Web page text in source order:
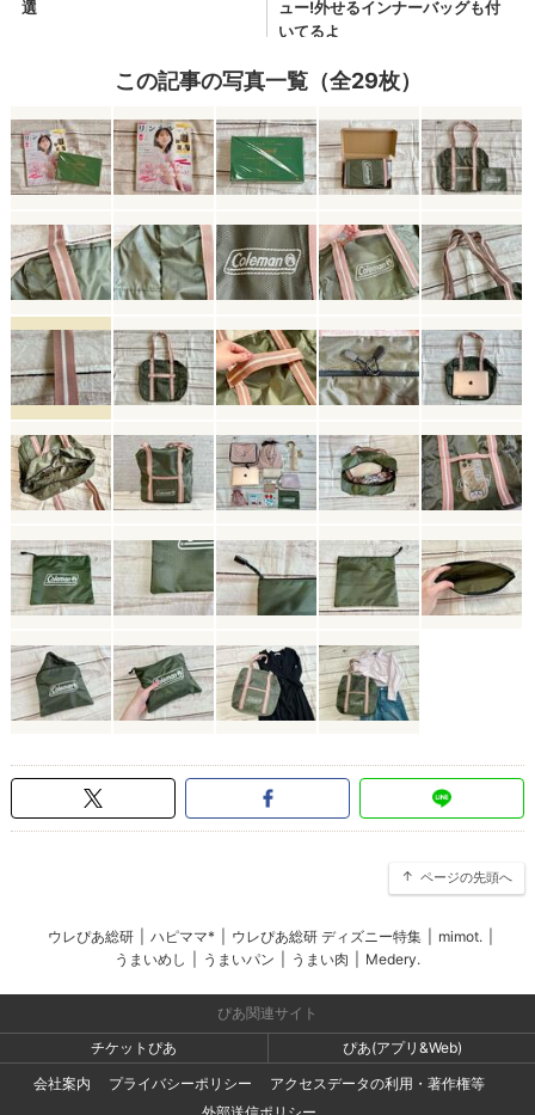
この記事の写真一覧（全29枚）
ページの先頭へ
ウレぴあ総研 ハピママ* ウレぴあ総研 ディズニー特集 mimot.
うまいめし
うまいパン うまい肉 Medery.
ぴあ関連サイト
チケットぴあ
ぴあ(アプリ&Web)
会社案内
プライバシーポリシー
アクセスデータの利用・著作権等